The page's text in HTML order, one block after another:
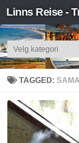
Skip to content
Linns Reise -
SØK
Søk
etter
TAGGED: